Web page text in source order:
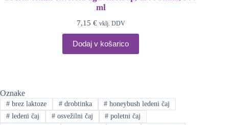
ml
7,15 € vklj. DDV
Dodaj v košarico
Oznake
#brez laktoze #drobtinka # honeybush ledeni čaj
#ledeni čaj #osvežilni čaj # poletni čaj